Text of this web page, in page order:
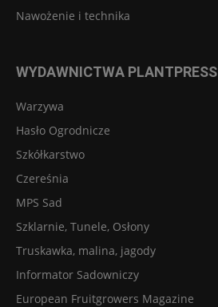
Nawożenie i technika
WYDAWNICTWA PLANTPRESS
Warzywa
Hasło Ogrodnicze
Szkółkarstwo
Czereśnia
MPS Sad
Szklarnie, Tunele, Osłony
Truskawka, malina, jagody
Informator Sadowniczy
European Fruitgrowers Magazine